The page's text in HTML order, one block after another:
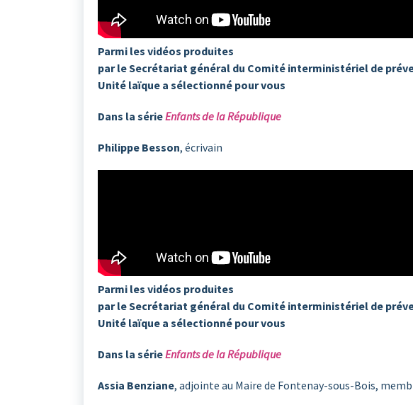
Parmi les vidéos produites
par le Secrétariat général du Comité interministériel de
Unité laïque a sélectionné pour vous
Dans la sérieEnfants de la République
Philippe Besson, écrivain
Parmi les vidéos produites
par le Secrétariat général du Comité interministériel de
Unité laïque a sélectionné pour vous
Dans la sérieEnfants de la République
Assia Benziane, adjointe au Maire de Fontenay-sous-Bois,